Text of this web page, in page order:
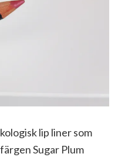
lip liner som
Sugar Plum